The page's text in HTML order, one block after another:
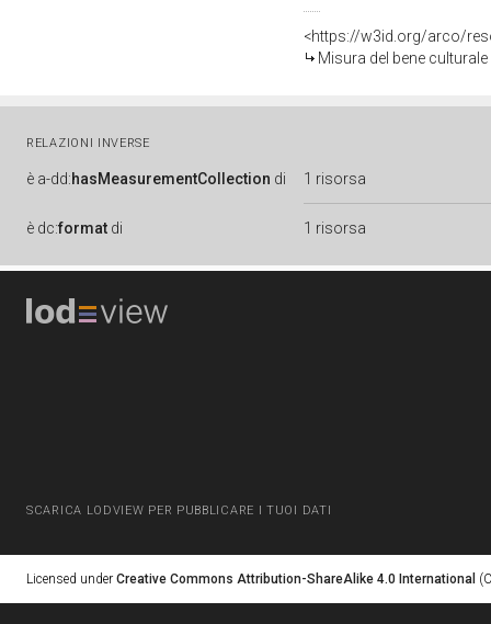
<https://w3id.org/arco/
Misura del bene
RELAZIONI INVERSE
è a-dd:hasMeasurementCollection di 1 risorsa
è dc:format di 1 risorsa
SCARICA LODVIEW PER PUBBLICARE I TUOI DATI
Licensed under Creative Commons Attribution-ShareAlike 4.0 International